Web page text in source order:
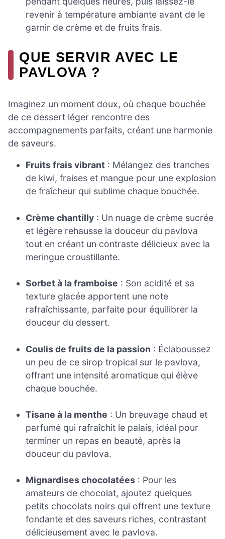
revenir à température ambiante avant de le
garnir de crème et de fruits frais.
QUE SERVIR AVEC LE
PAVLOVA ?
Imaginez un moment doux, où chaque bouchée
de ce dessert léger rencontre des
accompagnements parfaits, créant une harmonie
de saveurs.
Fruits frais vibrant : Mélangez des tranches
de kiwi, fraises et mangue pour une explosion
de fraîcheur qui sublime chaque bouchée.
Crème chantilly : Un nuage de crème sucrée
et légère rehausse la douceur du pavlova
tout en créant un contraste délicieux avec la
meringue croustillante.
Sorbet à la framboise : Son acidité et sa
texture glacée apportent une note
rafraîchissante, parfaite pour équilibrer la
douceur du dessert.
Coulis de fruits de la passion : Éclaboussez
un peu de ce sirop tropical sur le pavlova,
offrant une intensité aromatique qui élève
chaque bouchée.
Tisane à la menthe : Un breuvage chaud et
parfumé qui rafraîchit le palais, idéal pour
terminer un repas en beauté, après la
douceur du pavlova.
Mignardises chocolatées : Pour les
amateurs de chocolat, ajoutez quelques
petits chocolats noirs qui offrent une texture
fondante et des saveurs riches, contrastant
délicieusement avec le pavlova.